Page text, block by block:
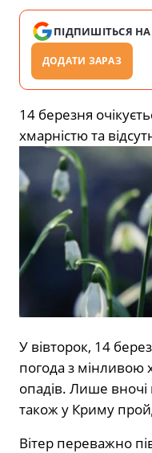
ПІДПИШІТЬСЯ НА
ДОДАТИ ЗАРАЗ
14 березня
хмарністю та
У вівторок, 14
погода з мінливою
опадів. Лише вночі
також у Криму
Вітер переважно